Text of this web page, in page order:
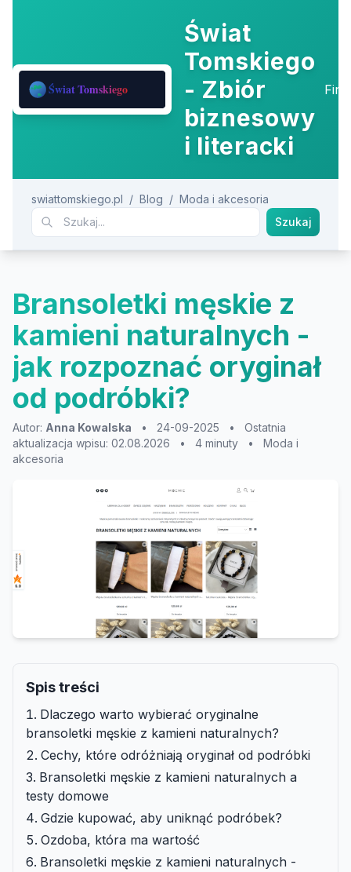
Świat
Tomskiego
- Zbiór
biznesowy
i literacki
swiattomskiego.pl / Blog / Moda i akcesoria
Szukaj
Bransoletki męskie z
kamieni naturalnych -
jak rozpoznać oryginał
od podróbki?
Autor: Anna Kowalska • 24-09-2025 •
Ostatnia
aktualizacja wpisu: 02.08.2026
• 4 minuty •
Moda i
akcesoria
Spis treści
Dlaczego warto wybierać oryginalne
bransoletki męskie z kamieni naturalnych?
Cechy, które odróżniają oryginał od podróbki
Bransoletki męskie z kamieni naturalnych a
testy domowe
Gdzie kupować, aby uniknąć podróbek?
Ozdoba, która ma wartość
Bransoletki męskie z kamieni naturalnych -